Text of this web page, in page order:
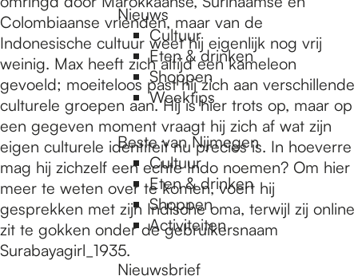
Nieuws
Cultuur
Eten & drinken
Shoppen
Weektips
Beste van Nijmegen
Cultuur
Eten & drinken
Shoppen
Activiteiten
Nieuwsbrief
Colombiaanse vrienden, maar van de
Indonesische cultuur weet hij eigenlijk nog vrij
weinig. Max heeft zich altijd een kameleon
gevoeld; moeiteloos past hij zich aan verschillende
culturele groepen aan. Hij is hier trots op, maar op
een gegeven moment vraagt hij zich af wat zijn
eigen culturele identiteit nu precies is. In hoeverre
mag hij zichzelf een echte Indo noemen? Om hier
meer te weten over te komen, voert hij
gesprekken met zijn Indische oma, terwijl zij online
zit te gokken onder de gebruikersnaam
Surabayagirl_1935.